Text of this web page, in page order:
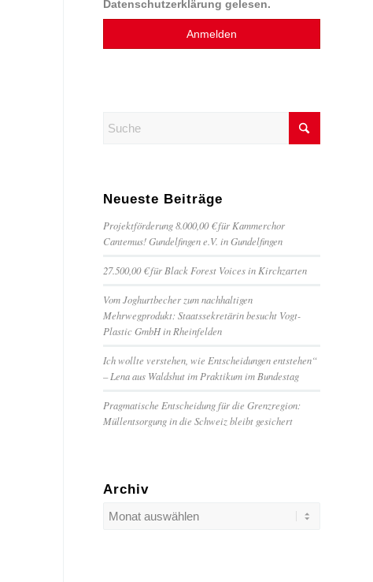
Datenschutzerklärung gelesen.
Neueste Beiträge
Projektförderung 8.000,00 € für Kammerchor
Cantemus! Gundelfingen e.V. in Gundelfingen
27.500,00 € für Black Forest Voices in Kirchzarten
Vom Joghurtbecher zum nachhaltigen
Mehrwegprodukt: Staatssekretärin besucht Vogt-
Plastic GmbH in Rheinfelden
Ich wollte verstehen, wie Entscheidungen entstehen“
– Lena aus Waldshut im Praktikum im Bundestag
Pragmatische Entscheidung für die Grenzregion:
Müllentsorgung in die Schweiz bleibt gesichert
Archiv